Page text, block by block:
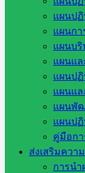
แผนปฏิ
แผนก
แผนบ
แผนแล
แผนปฏิ
แผนแล
แผนพัฒ
แผนปฏิ
คู่มือก
ส่งเสริมควา
การนำ
จังหวัดสระแ
องค์การบริ
ศึกษาธิการ
สำนักงาน ส
สพป. สระแก้
สพป.สระแก้
โรงเรียนใน
โรงเรียนใน
วิทยาลัยเท
วิทยาลัยเทค
กศน.สระแก้ว